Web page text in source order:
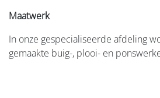
Maatwerk
In onze gespecialiseerde afdeling
gemaakte buig-, plooi- en